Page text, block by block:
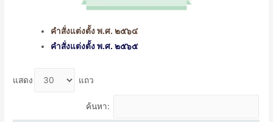
คำสั่งแต่งตั้ง พ.ศ. ๒๕๖๔
คำสั่งแต่งตั้ง พ.ศ. ๒๕๖๕
แสดง แถว
ค้นหา: